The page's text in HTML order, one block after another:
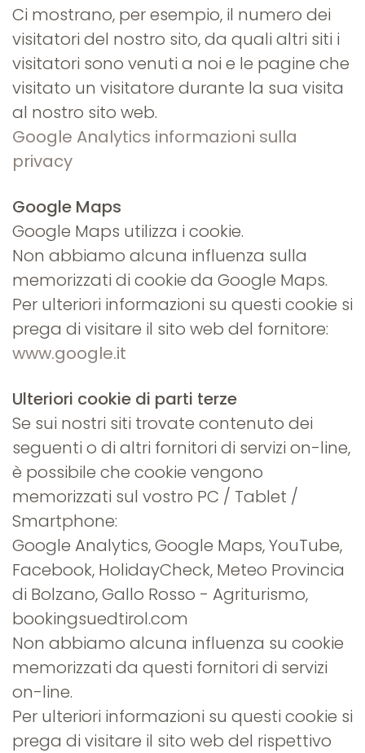
Ci mostrano, per esempio, il numero dei
visitatori del nostro sito, da quali altri siti i
visitatori sono venuti a noi e le pagine che
visitato un visitatore durante la sua visita
al nostro sito web.
Google Analytics informazioni sulla
privacy
Google Maps
Google Maps utilizza i cookie.
Non abbiamo alcuna influenza sulla
memorizzati di cookie da Google Maps.
Per ulteriori informazioni su questi cookie si
prega di visitare il sito web del fornitore:
www.google.it
Ulteriori cookie di parti terze
Se sui nostri siti trovate contenuto dei
seguenti o di altri fornitori di servizi on-line,
è possibile che cookie vengono
memorizzati sul vostro PC / Tablet /
Smartphone:
Google Analytics, Google Maps, YouTube,
Facebook, HolidayCheck, Meteo Provincia
di Bolzano, Gallo Rosso - Agriturismo,
bookingsuedtirol.com
Non abbiamo alcuna influenza su cookie
memorizzati da questi fornitori di servizi
on-line.
Per ulteriori informazioni su questi cookie si
prega di visitare il sito web del rispettivo